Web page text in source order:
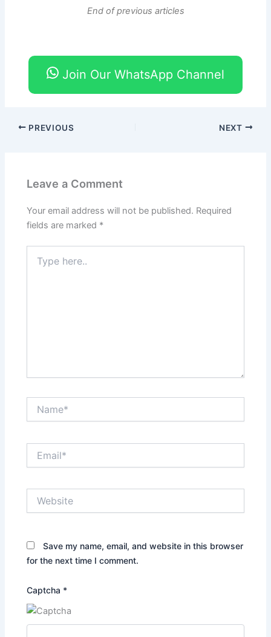
End of previous articles
Join Our WhatsApp Channel
PREVIOUS NEXT
Leave a Comment
Your email address will not be published. Required
fields are marked *
here..
Save my name, email, and website in this browser
for the next time I comment.
Captcha *